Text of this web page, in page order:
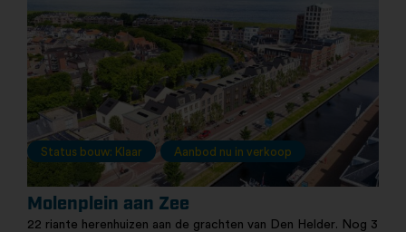
Status bouw: Klaar Aanbod nu in verkoop
Molenplein aan Zee
22 riante herenhuizen aan de grachten van Den Helder. Nog 3